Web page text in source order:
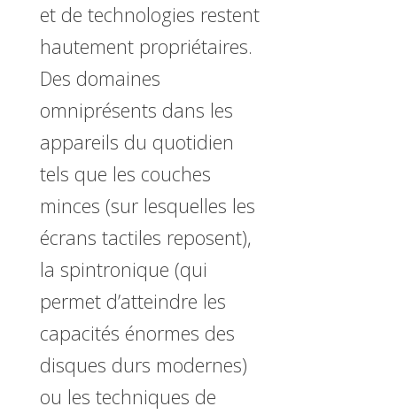
et de technologies restent
hautement propriétaires.
Des domaines
omniprésents dans les
appareils du quotidien
tels que les couches
minces (sur lesquelles les
écrans tactiles reposent),
la spintronique (qui
permet d’atteindre les
capacités énormes des
disques durs modernes)
ou les techniques de